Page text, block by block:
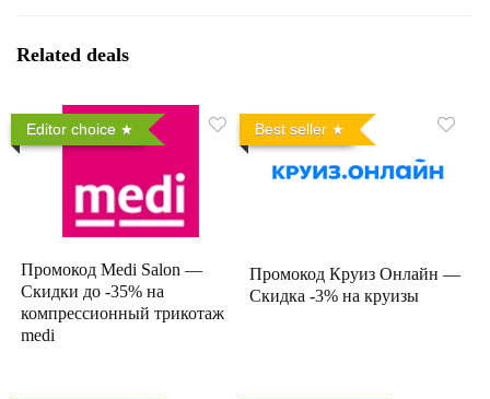
Related deals
Editor choice
Промокод Medi Salon —
Скидки до -35% на
компрессионный трикотаж
medi
Best seller
Промокод Круиз Онлайн —
Скидка -3% на круизы